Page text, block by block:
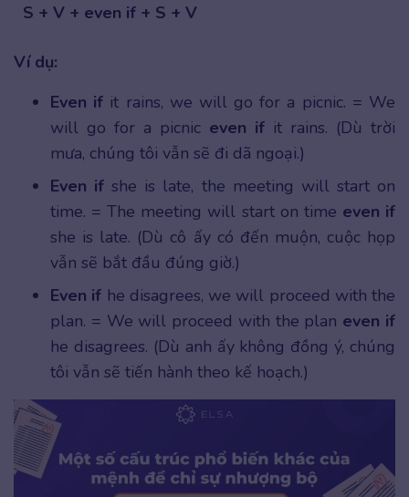
S + V + even if + S + V
Ví dụ:
Even if it rains, we will go for a picnic. = We
will go for a picnic even if it rains. (Dù trời
mưa, chúng tôi vẫn sẽ đi dã ngoại.)
Even ifshe is late, the meeting will start on
time. = The meeting will start on time even if
she is late. (Dù cô ấy có đến muộn, cuộc họp
vẫn sẽ bắt đầu đúng giờ.)
Even if he disagrees, we will proceed with the
plan. = We will proceed with the plan even if
he disagrees. (Dù anh ấy không đồng ý, chúng
tôi vẫn sẽ tiến hành theo kế hoạch.)